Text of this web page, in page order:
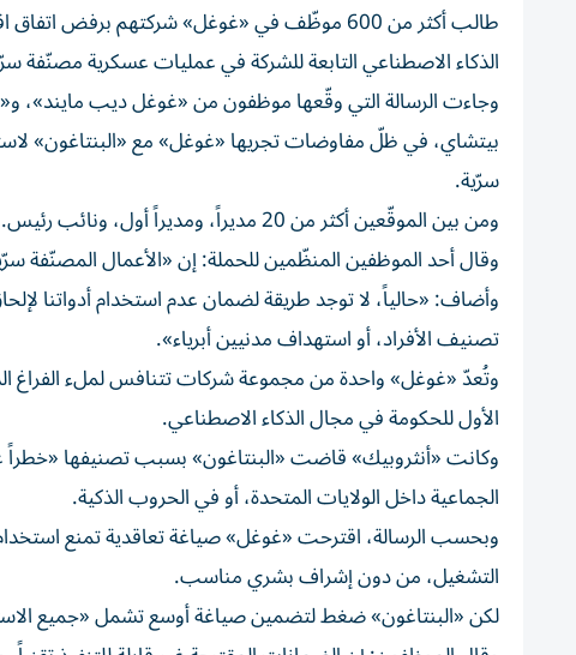
طالب أكثر من 600 موظّف في «غوغل» شركتهم برفض
الذكاء الاصطناعي التابعة للشركة في عمليات عسكرية مصنّفة
وجاءت الرسالة التي وقّعها موظفون من «غوغل ديب مايند»،
بيتشاي، في ظلّ مفاوضات تجريها «غوغل» مع «البنتاغون»
سرّية.
ومن بين الموقّعين أكثر من 20 مديراً، ومديراً أول، ونائب رئيس.
وقال أحد الموظفين المنظّمين للحملة: إن «الأعمال المصنّفة
وأضاف: «حالياً، لا توجد طريقة لضمان عدم استخدام أدواتنا
تصنيف الأفراد، أو استهداف مدنيين أبرياء».
وتُعدّ «غوغل» واحدة من مجموعة شركات تتنافس لملء الفراغ
الأول للحكومة في مجال الذكاء الاصطناعي.
وكانت «أنثروبيك» قاضت «البنتاغون» بسبب تصنيفها «خطراً
الجماعية داخل الولايات المتحدة، أو في الحروب الذكية.
وبحسب الرسالة، اقترحت «غوغل» صياغة تعاقدية تمنع استخدام
التشغيل، من دون إشراف بشري مناسب.
لكن «البنتاغون» ضغط لتضمين صياغة أوسع تشمل «جميع